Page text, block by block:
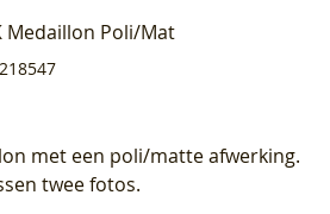
Medaillon Poli/Mat
met een poli/matte afwerking.
twee fotos.